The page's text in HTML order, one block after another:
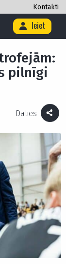
Kontakti
Ieiet
Liela vilšanās,
pilnīgi
Dalies